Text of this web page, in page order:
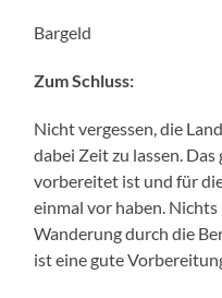
Bargeld
Zum Schluss:
Nicht vergessen, die
dabei Zeit zu lassen.
vorbereitet ist und für
einmal vor haben.
Wanderung durch die
ist eine gute